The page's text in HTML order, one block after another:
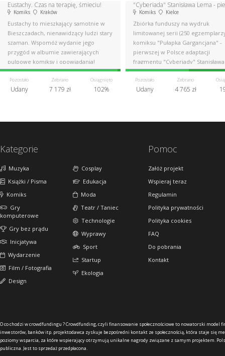
Eustachy. Czas na terapię, śmieciu!
Komiks Kraków
Eustachy to mieszkający samotnie w
Bieszczadach, nienawidzący ludzi stary
szaman. Wspomóż wydanie jego
przygód w albumie zawierających
pulpowe komiksy i opowiadania!
Pozostało
Udany
Zebrano
7 179 zł
Osiągnięto
102%
Komiks Kielce
Zbiórka funduszy na wydruk
limitowanej serii (250
komiksu "Pułapka Gargancjana" -
pierwszej w Polsce adaptacji
fragmentu "Cyberiady" Stanisława
Lema.
Pozostało
Udany
Zebrano
4 765 zł
Kategorie
Muzyka
Książki / Pisma
Komiks
Gry
komputerowe
Gry bez prądu
Inicjatywa
Wydarzenie
Film / Fotografia
Design
Cosplay
Edukacja
Moda
Teatr / Taniec
Technologie
Wyprawy
Sport
Startup
Ekologia
Pomoc
Załóż projekt
Wspieraj teraz
Regulamin
Polityka prywatności
Polityka cookies
FAQ
Do pobrania
Kontakt
O co chodzi w crowdfundingu ?Crowdfunding, czyli finansowanie społecznościowe to nowatorski model
inwestorów, banków itp. projektodawca zyskuje bezpośredni kontakt ze społecznością, która staje się
poziomy wsparcia, za które wspierający otrzymują unikalne nagrody związane z samym projektem.
publiczna. Jest to sprzedaż przedpłacona.